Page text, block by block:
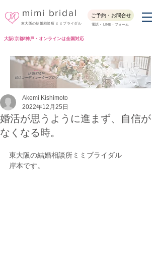
東大阪の結婚相談所 ミミブライダル
mimi bridal ご予約・お問合せ
電話・ LINE・フォーム
大阪/京都/神戸・オンラインは全国対応
結婚相談所
婚活コーディネーターブログ
Blog
婚活が思うように進まず、自信が
なくなる時。
Akemi Kishimoto
2022年12月25日
東大阪の結婚相談所ミミブライダル
岸本です。